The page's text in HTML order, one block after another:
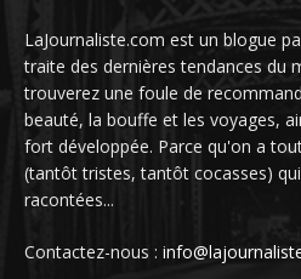
LaJournaliste.com est un blogue
traite des dernières tendances du
trouverez une foule de
beauté, la bouffe et les voyages,
fort développée. Parce qu'on a
(tantôt tristes, tantôt cocasses)
racontées...
Contactez-nous :